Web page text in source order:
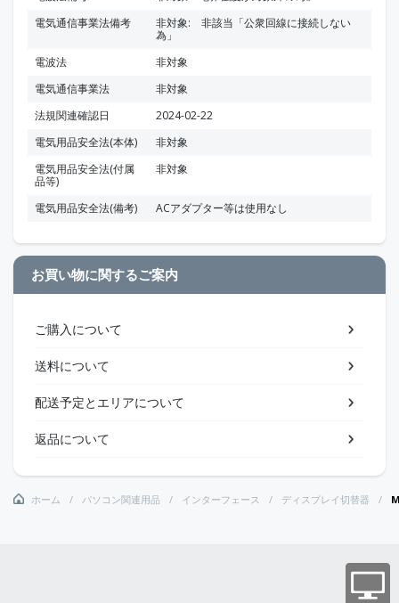
電気通信事業法備考
非対象: 非該当「公衆回線に接続しない
為」
電波法
非対象
電気通信事業法
非対象
法規関連確認日
2024-02-22
電気用品安全法(本体)
非対象
電気用品安全法(付属
品等)
非対象
電気用品安全法(備考) ACアダプター等は使用なし
お買い物に関するご案内
ご購入について
送料について
配送予定とエリアについて
返品について
ホーム パソコン関連用品 インターフェース ディスプレイ切替器